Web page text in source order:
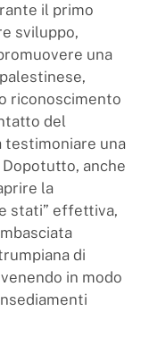
il primo
sviluppo,
una
riconoscimento
del
testimoniare una
anche
la
stati” effettiva,
di
in modo